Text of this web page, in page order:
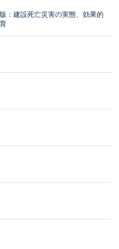
：建設死亡災害の実態、効果的